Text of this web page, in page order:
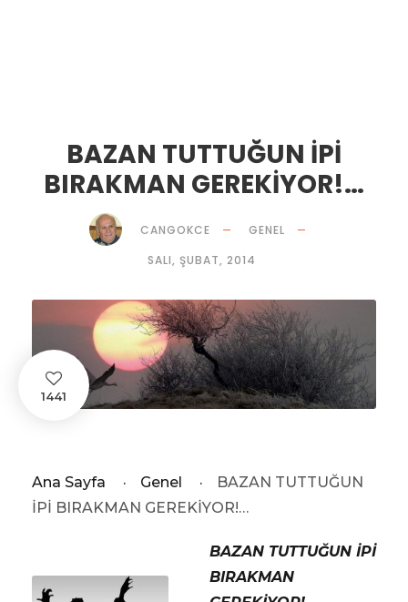
BAZAN TUTTUĞUN İPİ
BIRAKMAN GEREKİYOR!…
CANGOKCE
GENEL
SALI, ŞUBAT, 2014
1441
Ana Sayfa · Genel ·
BAZAN TUTTUĞUN
İPİ BIRAKMAN GEREKİYOR!…
BAZAN TUTTUĞUN İPİ
BIRAKMAN